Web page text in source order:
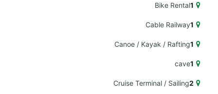
1
Bike Rental
1
Cable Railway
1
Canoe / Kayak / Rafting
1
cave
2
Cruise Terminal / Sailing